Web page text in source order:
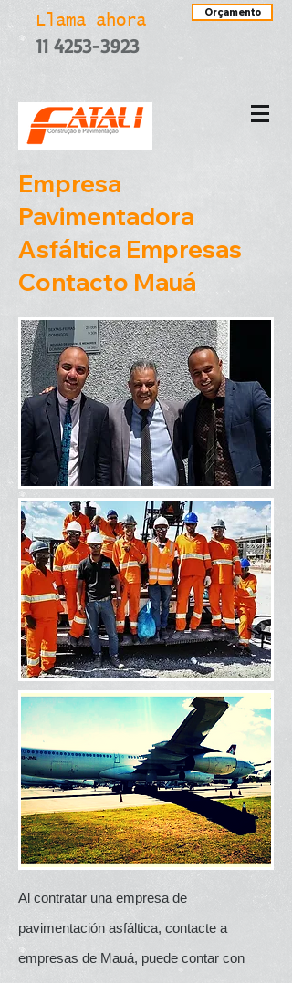
Llama ahora
11 4253-3923
Orçamento
Empresa
Pavimentadora
Asfáltica Empresas
Contacto Mauá
Al contratar una empresa de
pavimentación asfáltica, contacte a
empresas de Mauá, puede contar con